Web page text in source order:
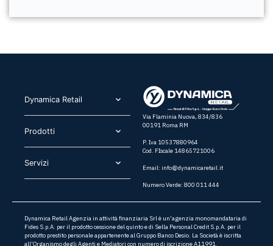
Dynamica Retail​
Prodotti​
Servizi​
Via Flaminia Nuova, 834/836
00191 Roma RM
P. Iva 10537880964
Cod. FIscale 14865721006
Email: info@dynamicaretail.it
Numero Verde: 800 011 444
Dynamica Retail Agenzia in attività finanziaria Srl è un’agenzia monomandataria di
Fides S.p.A. per il prodotto cessione del quinto e di Sella Personal Credit S.p.A. per il
prodotto prestito personale appartenente al Gruppo Banco Desio. La Società è iscritta
all’Organismo degli Agenti e Mediatori con numero di iscrizione A11991.